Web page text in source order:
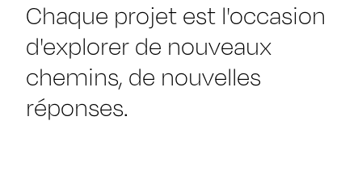
Chaque projet est l'occasion
d'explorer de nouveaux
chemins, de nouvelles
réponses.